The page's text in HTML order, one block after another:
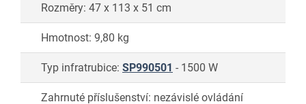
Rozměry: 47 x 113 x 51 cm
Hmotnost: 9,80 kg
Typ infratrubice: SP990501 - 1500 W
Zahrnuté příslušenství: nezávislé ovládání